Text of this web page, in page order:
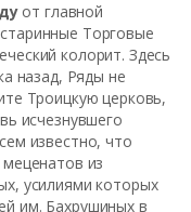
от главной
Торговые
колорит. Здесь
назад, Ряды не
Троицкую церковь,
исчезнувшего
известно, что
из
усилиями которых
им. Бахрушиных в